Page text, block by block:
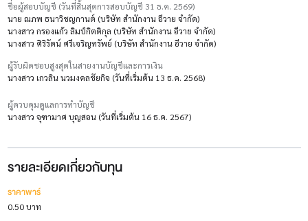
ชื่อผู้สอบบัญชี (วันที่สิ้นสุดการสอบบัญชี 31 ธ.ค. 2569)
นาย ณภพ ธนาวิชญกานต์ (บริษัท สำนักงาน อีวาย จำกัด)
นางสาว กรองแก้ว ลิมป์กิตติกุล (บริษัท สำนักงาน อีวาย จำกัด)
นางสาว ศิริรัตน์ ศรีเจริญทรัพย์ (บริษัท สำนักงาน อีวาย จำกัด)
ผู้รับผิดชอบสูงสุดในสายงานบัญชีและการเงิน
นางสาว เกวลิน นวมงคลชัยกิจ (วันที่เริ่มต้น 13 ธ.ค. 2568)
ผู้ควบคุมดูแลการทำบัญชี
นางสาว จุฑามาศ บุญสอน (วันที่เริ่มต้น 16 ธ.ค. 2567)
รายละเอียดเกี่ยวกับทุน
ราคาพาร์
0.50 บาท